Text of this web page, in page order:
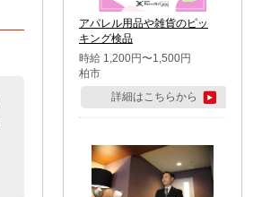
アパレル用品や雑貨のピッ
キング検品
時給 1,200円〜1,500円
柏市
詳細はこちらから